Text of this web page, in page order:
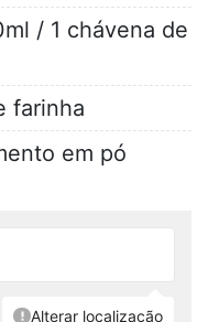
/ 1 chávena de
farinha
em pó